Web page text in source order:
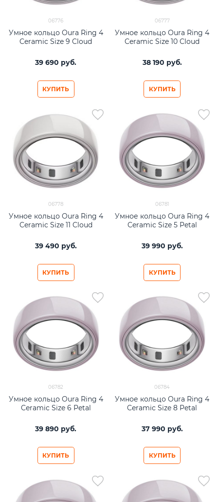
06776
Умное кольцо Oura Ring 4
Ceramic Size 9 Cloud
39 690 руб.
КУПИТЬ
06777
Умное кольцо Oura Ring 4
Ceramic Size 10 Cloud
38 190 руб.
КУПИТЬ
06778
Умное кольцо Oura Ring 4
Ceramic Size 11 Cloud
39 490 руб.
КУПИТЬ
06781
Умное кольцо Oura Ring 4
Ceramic Size 5 Petal
39 990 руб.
КУПИТЬ
06782
Умное кольцо Oura Ring 4
Ceramic Size 6 Petal
39 890 руб.
КУПИТЬ
06784
Умное кольцо Oura Ring 4
Ceramic Size 8 Petal
37 990 руб.
КУПИТЬ